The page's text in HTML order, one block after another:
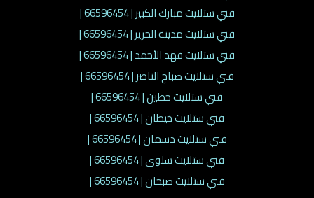
فني ستلايت مبارك الكبير | 66596454 |
فني ستلايت مدينة الحرير | 66596454 |
فني ستلايت فهد الأحمد | 66596454 |
فني ستلايت صباح الناصر | 66596454 |
فني ستلايت حطين | 66596454 |
فني ستلايت خيطان | 66596454 |
فني ستلايت دسمان | 66596454 |
فني ستلايت سلوى | 66596454 |
فني ستلايت صبحان | 66596454 |